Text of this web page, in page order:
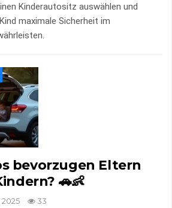
Kinderautositz auswählen und
maximale Sicherheit im
bevorzugen Eltern
🚗👶
2025 33